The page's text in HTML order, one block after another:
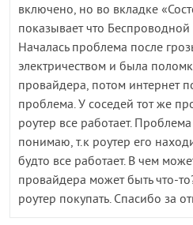
включено, но во вкладке
показывает что
Началась проблема после
электричеством и была
провайдера, потом интернет
проблема. У соседей тот же
роутер все работает.
понимаю, т.к роутер его
будто все работает. В чем
провайдера может быть что-
роутер покупать. Спасибо за